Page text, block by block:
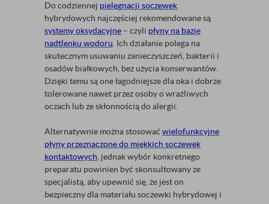
Do codziennej pielęgnacji soczewek
hybrydowych najczęściej rekomendowane są
systemy oksydacyjne – czyli płyny na bazie
nadtlenku wodoru . Ich działanie polega na
skutecznym usuwaniu zanieczyszczeń, bakterii i
osadów białkowych, bez użycia konserwantów.
Dzięki temu są one łagodniejsze dla oka i dobrze
tolerowane nawet przez osoby o wrażliwych
oczach lub ze skłonnością do alergii.
Alternatywnie można stosować wielofunkcyjne
płyny przeznaczone do miękkich soczewek
kontaktowych , jednak wybór konkretnego
preparatu powinien być skonsultowany ze
specjalistą, aby upewnić się, że jest on
bezpieczny dla materiału soczewki hybrydowej i